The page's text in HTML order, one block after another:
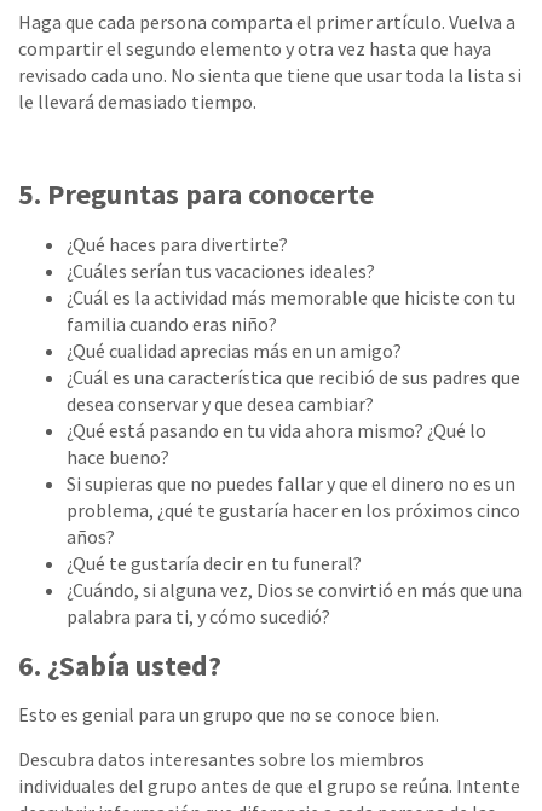
Haga que cada persona comparta el primer artículo. Vuelva a
compartir el segundo elemento y otra vez hasta que haya
revisado cada uno. No sienta que tiene que usar toda la lista si
le llevará demasiado tiempo.
5. Preguntas para conocerte
¿Qué haces para divertirte?
¿Cuáles serían tus vacaciones ideales?
¿Cuál es la actividad más memorable que hiciste con tu
familia cuando eras niño?
¿Qué cualidad aprecias más en un amigo?
¿Cuál es una característica que recibió de sus padres que
desea conservar y que desea cambiar?
¿Qué está pasando en tu vida ahora mismo? ¿Qué lo
hace bueno?
Si supieras que no puedes fallar y que el dinero no es un
problema, ¿qué te gustaría hacer en los próximos cinco
años?
¿Qué te gustaría decir en tu funeral?
¿Cuándo, si alguna vez, Dios se convirtió en más que una
palabra para ti, y cómo sucedió?
6. ¿Sabía usted?
Esto es genial para un grupo que no se conoce bien.
Descubra datos interesantes sobre los miembros
individuales del grupo antes de que el grupo se reúna. Intente